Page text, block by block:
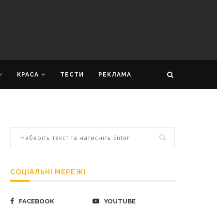
КРАСА ТЕСТИ РЕКЛАМА
СОЦІАЛЬНІ МЕРЕЖІ
FACEBOOK YOUTUBE